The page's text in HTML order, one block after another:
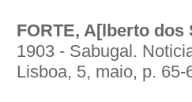
FORTE, A[lberto dos
1903 - Sabugal.
Lisboa, 5, maio, p. 65-